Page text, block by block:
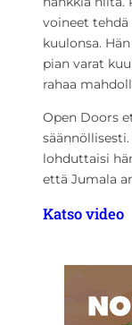
voineet tehdä
kuulonsa.
pian varat
rahaa
Open Doors
lohduttaisi
että Jumala
Katso video